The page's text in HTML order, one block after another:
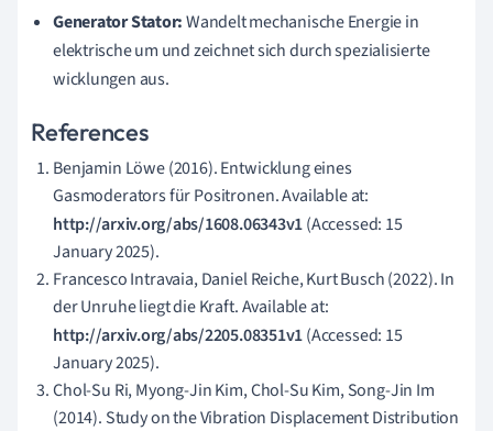
Generator Stator:Wandelt mechanische Energie in
elektrische um und zeichnet sich durch spezialisierte
wicklungen aus.
References
Benjamin Löwe (2016). Entwicklung eines
Gasmoderators für Positronen. Available at:
http://arxiv.org/abs/1608.06343v1(Accessed: 15
January 2025).
Francesco Intravaia, Daniel Reiche, Kurt Busch (2022). In
der Unruhe liegt die Kraft. Available at:
http://arxiv.org/abs/2205.08351v1(Accessed: 15
January 2025).
Chol-Su Ri, Myong-Jin Kim, Chol-Su Kim, Song-Jin Im
(2014). Study on the Vibration Displacement Distribution